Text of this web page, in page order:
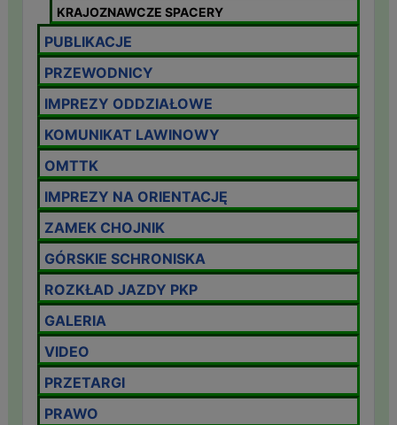
KRAJOZNAWCZE SPACERY
PUBLIKACJE
PRZEWODNICY
IMPREZY ODDZIAŁOWE
KOMUNIKAT LAWINOWY
OMTTK
IMPREZY NA ORIENTACJĘ
ZAMEK CHOJNIK
GÓRSKIE SCHRONISKA
ROZKŁAD JAZDY PKP
GALERIA
VIDEO
PRZETARGI
PRAWO